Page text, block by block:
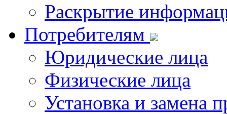
Раскрытие
Потребителям
Юридические лица
Физические лица
Установка и замена